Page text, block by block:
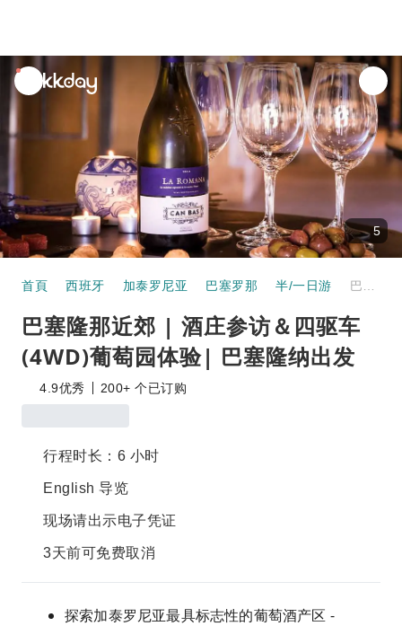
unread
notifications
5
首頁 西班牙 加泰罗尼亚 巴塞罗那 半/一日游
巴塞隆那近郊 | 酒庄参访＆四驱车
(4WD)葡萄园体验| 巴塞隆纳出发
4.9优秀 200+ 个已订购
行程时长：6 小时
English 导览
现场请出示电子凭证
3天前可免费取消
探索加泰罗尼亚最具标志性的葡萄酒产区 -